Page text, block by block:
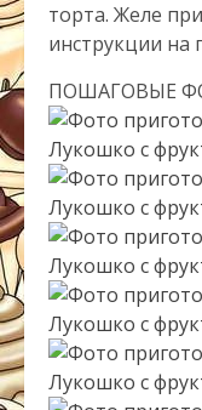
торта. Желе
инструкции на
ПОШАГОВЫЕ